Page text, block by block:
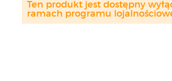
Ten produkt jest dostępny
ramach programu